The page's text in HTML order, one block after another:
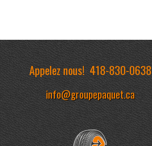
Appelez nous!418-830-0638
info@groupepaquet.ca